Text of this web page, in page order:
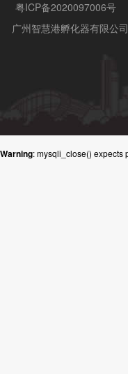
粤ICP备2020097006号
广州智慧港孵化器有限公
Warning: mysqli_close() expects